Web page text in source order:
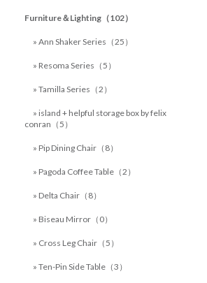
Furniture＆Lighting（102）
» Ann Shaker Series（25）
» Resoma Series（5）
» Tamilla Series（2）
» island + helpful storage box by felix
conran（5）
» Pip Dining Chair（8）
» Pagoda Coffee Table（2）
» Delta Chair（8）
» Biseau Mirror（0）
» Cross Leg Chair（5）
» Ten-Pin Side Table（3）